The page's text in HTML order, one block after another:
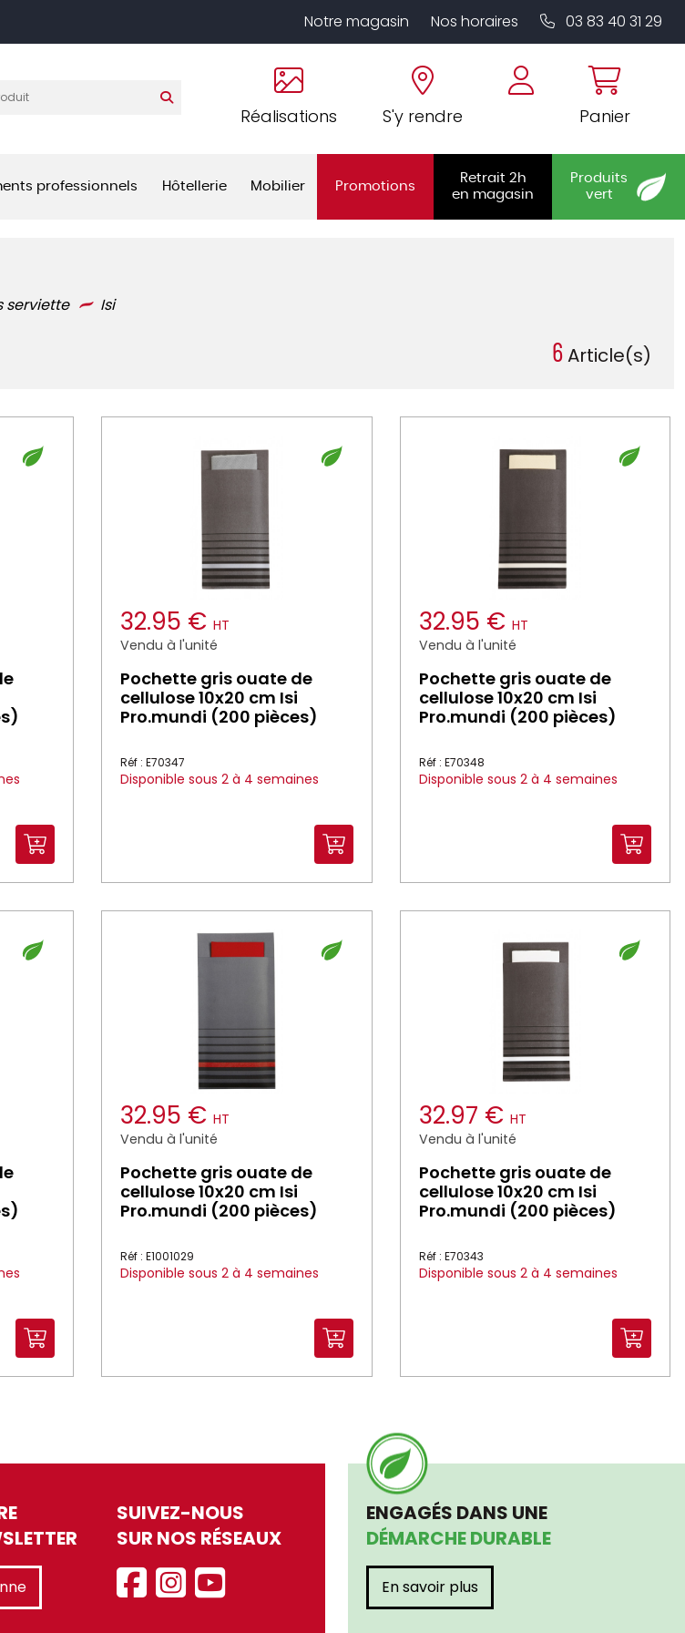
Notre magasin Nos horaires 03 83 40 31 29
Réalisations S'y rendre Panier
professionnels Hôtellerie Mobilier Promotions
Retrait 2h
en magasin
Produits
vert
serviette Isi
6Article(s)
32.95 € HT
Vendu à l'unité
Pochette gris ouate de
cellulose 10x20 cm Isi
Pro.mundi (200 pièces)
Réf : E70347
Disponible sous 2 à 4 semaines
32.95 € HT
Vendu à l'unité
Pochette gris ouate de
cellulose 10x20 cm Isi
Pro.mundi (200 pièces)
Réf : E70348
Disponible sous 2 à 4 semaines
32.95 € HT
Vendu à l'unité
Pochette gris ouate de
cellulose 10x20 cm Isi
Pro.mundi (200 pièces)
Réf : E1001029
Disponible sous 2 à 4 semaines
32.97 € HT
Vendu à l'unité
Pochette gris ouate de
cellulose 10x20 cm Isi
Pro.mundi (200 pièces)
Réf : E70343
Disponible sous 2 à 4 semaines
SUIVEZ-NOUS
SUR NOS RÉSEAUX
ENGAGÉS DANS UNE
DÉMARCHE DURABLE
En savoir plus